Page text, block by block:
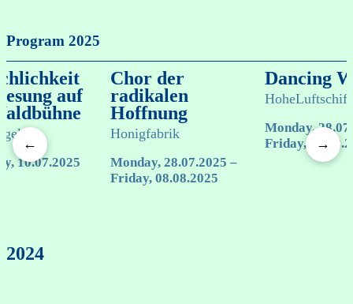
Program 2025
← →
auf
10.07.2025
Chor der
radikalen
Hoffnung
Honigfabrik
Monday, 28.07.2025 –
Friday, 08.08.2025
Dancing
HoheLuftschiff
Monday,
Friday,
2024